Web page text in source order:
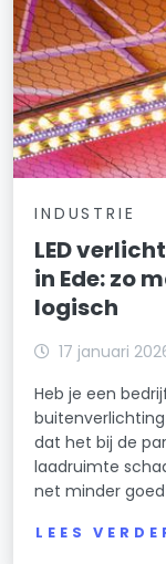
INDUSTRIE
LED
in Ede: zo
logisch
17 januari
Heb je een
buitenverlichting
dat het bij de
laadruimte
net minder
LEES